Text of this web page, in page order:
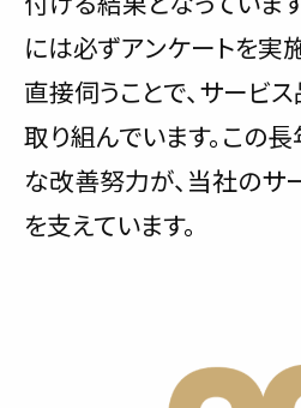
には必ずアンケートを実
直接伺うことで、サービ
取り組んでいます。この
な改善努力が、当社のサ
を支えています。